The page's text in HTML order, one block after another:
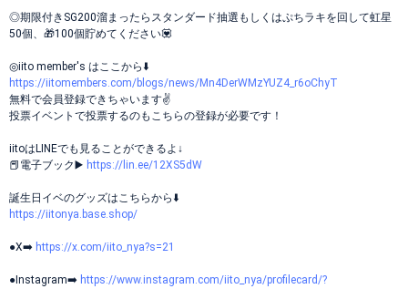
◎期限付きSG200溜まったらスタンダード抽選もしくはぷちラキを回して虹星
50個、🎁100個貯めてください💟
◎iito member's はここから⬇️
https://iitomembers.com/blogs/news/Mn4DerWMzYUZ4_r6oChyT
無料で会員登録できちゃいます✌️
投票イベントで投票するのもこちらの登録が必要です！
iitoはLINEでも見ることができるよ↓
📕電子ブック▶️ https://lin.ee/12XS5dW
誕生日イベのグッズはこちらから⬇️
https://iitonya.base.shop/
●X➡️ https://x.com/iito_nya?s=21
●Instagram➡️ https://www.instagram.com/iito_nya/profilecard/?